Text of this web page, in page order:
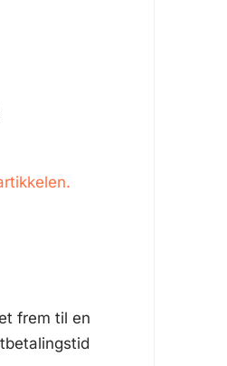
frem til en